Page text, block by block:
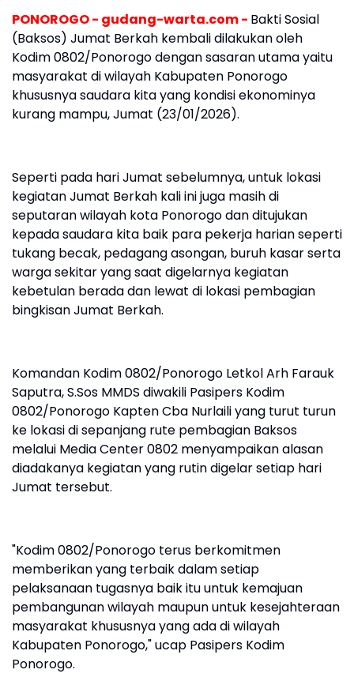
PONOROGO - gudang-warta.com - Bakti Sosial
(Baksos) Jumat Berkah kembali dilakukan oleh
Kodim 0802/Ponorogo dengan sasaran utama yaitu
masyarakat di wilayah Kabupaten Ponorogo
khususnya saudara kita yang kondisi ekonominya
kurang mampu, Jumat (23/01/2026).
Seperti pada hari Jumat sebelumnya, untuk lokasi
kegiatan Jumat Berkah kali ini juga masih di
seputaran wilayah kota Ponorogo dan ditujukan
kepada saudara kita baik para pekerja harian seperti
tukang becak, pedagang asongan, buruh kasar serta
warga sekitar yang saat digelarnya kegiatan
kebetulan berada dan lewat di lokasi pembagian
bingkisan Jumat Berkah.
Komandan Kodim 0802/Ponorogo Letkol Arh Farauk
Saputra, S.Sos MMDS diwakili Pasipers Kodim
0802/Ponorogo Kapten Cba Nurlaili yang turut turun
ke lokasi di sepanjang rute pembagian Baksos
melalui Media Center 0802 menyampaikan alasan
diadakanya kegiatan yang rutin digelar setiap hari
Jumat tersebut.
"Kodim 0802/Ponorogo terus berkomitmen
memberikan yang terbaik dalam setiap
pelaksanaan tugasnya baik itu untuk kemajuan
pembangunan wilayah maupun untuk kesejahteraan
masyarakat khususnya yang ada di wilayah
Kabupaten Ponorogo," ucap Pasipers Kodim
Ponorogo.